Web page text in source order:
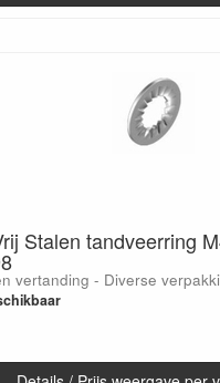
Stalen tandveerring
vertanding - Diverse